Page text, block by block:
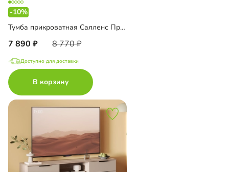
-10%
Тумба прикроватная Салленс Премиум
7 890 8 770
Доступно для доставки
В корзину